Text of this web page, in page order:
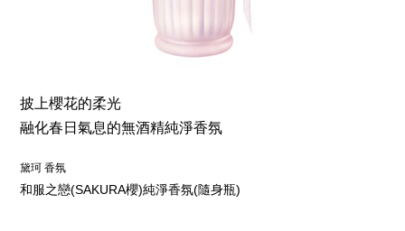
披上櫻花的柔光
融化春日氣息的無酒精純淨香氛
黛珂 香氛
和服之戀(SAKURA櫻)純淨香氛(隨身瓶)